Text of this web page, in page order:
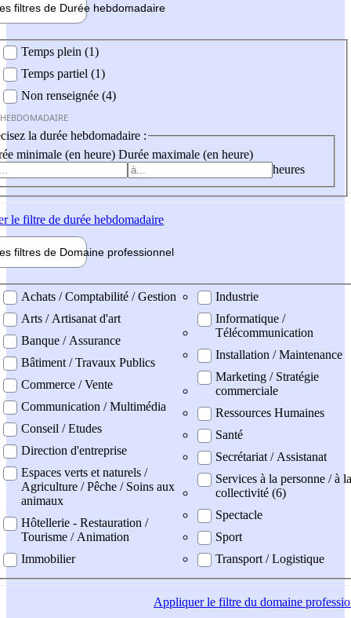
filtres de Durée hebdomadaire
Temps plein (1)
Temps partiel (1)
Non renseignée (4)
la durée hebdomadaire :
minimale (en heure) Durée maximale (en heure)
heures
le filtre de durée hebdomadaire
filtres de Domaine professionnel
professionel
Achats / Comptabilité / Gestion
Arts / Artisanat d'art
Banque / Assurance
Bâtiment / Travaux Publics
Commerce / Vente
Communication / Multimédia
Conseil / Etudes
Direction d'entreprise
Espaces verts et naturels /
Agriculture / Pêche / Soins aux
animaux
Hôtellerie - Restauration /
Tourisme / Animation
Immobilier
Industrie
Informatique /
Télécommunication
Installation / Maintenance
Marketing / Stratégie
commerciale
Ressources Humaines
Santé
Secrétariat / Assistanat
Services à la personne / à la
collectivité (6)
Spectacle
Sport
Transport / Logistique
Appliquerle filtre du domaine